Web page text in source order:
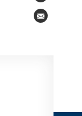
Email